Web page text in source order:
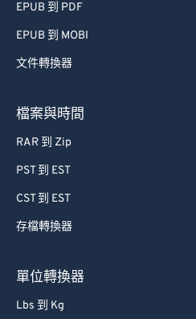
EPUB 到 PDF
EPUB 到 MOBI
文件轉換器
檔案與時間
RAR 到 Zip
PST 到 EST
CST 到 EST
存檔轉換器
單位轉換器
Lbs 到 Kg